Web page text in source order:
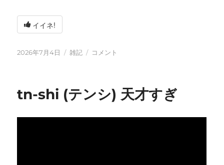
イイネ!
投
2026年7月4日
カ
ー
雑記
い
と
コメント
tn-shi (テンシ) 天才すぎ